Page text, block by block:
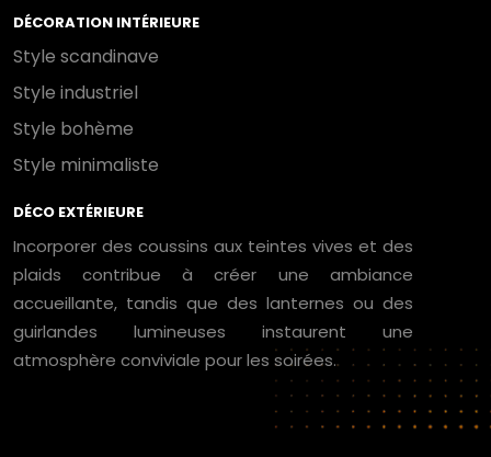
DÉCORATION INTÉRIEURE
Style scandinave
Style industriel
Style bohème
Style minimaliste
DÉCO EXTÉRIEURE
Incorporer des coussins aux teintes vives et des
plaids contribue à créer une ambiance
accueillante, tandis que des lanternes ou des
guirlandes lumineuses instaurent une
atmosphère conviviale pour les soirées.